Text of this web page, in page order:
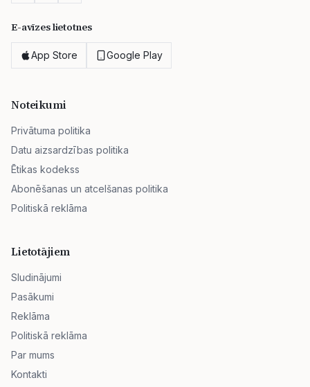
E-avīzes lietotnes
App Store Google Play
Noteikumi
Privātuma politika
Datu aizsardzības politika
Ētikas kodekss
Abonēšanas un atcelšanas politika
Politiskā reklāma
Lietotājiem
Sludinājumi
Pasākumi
Reklāma
Politiskā reklāma
Par mums
Kontakti